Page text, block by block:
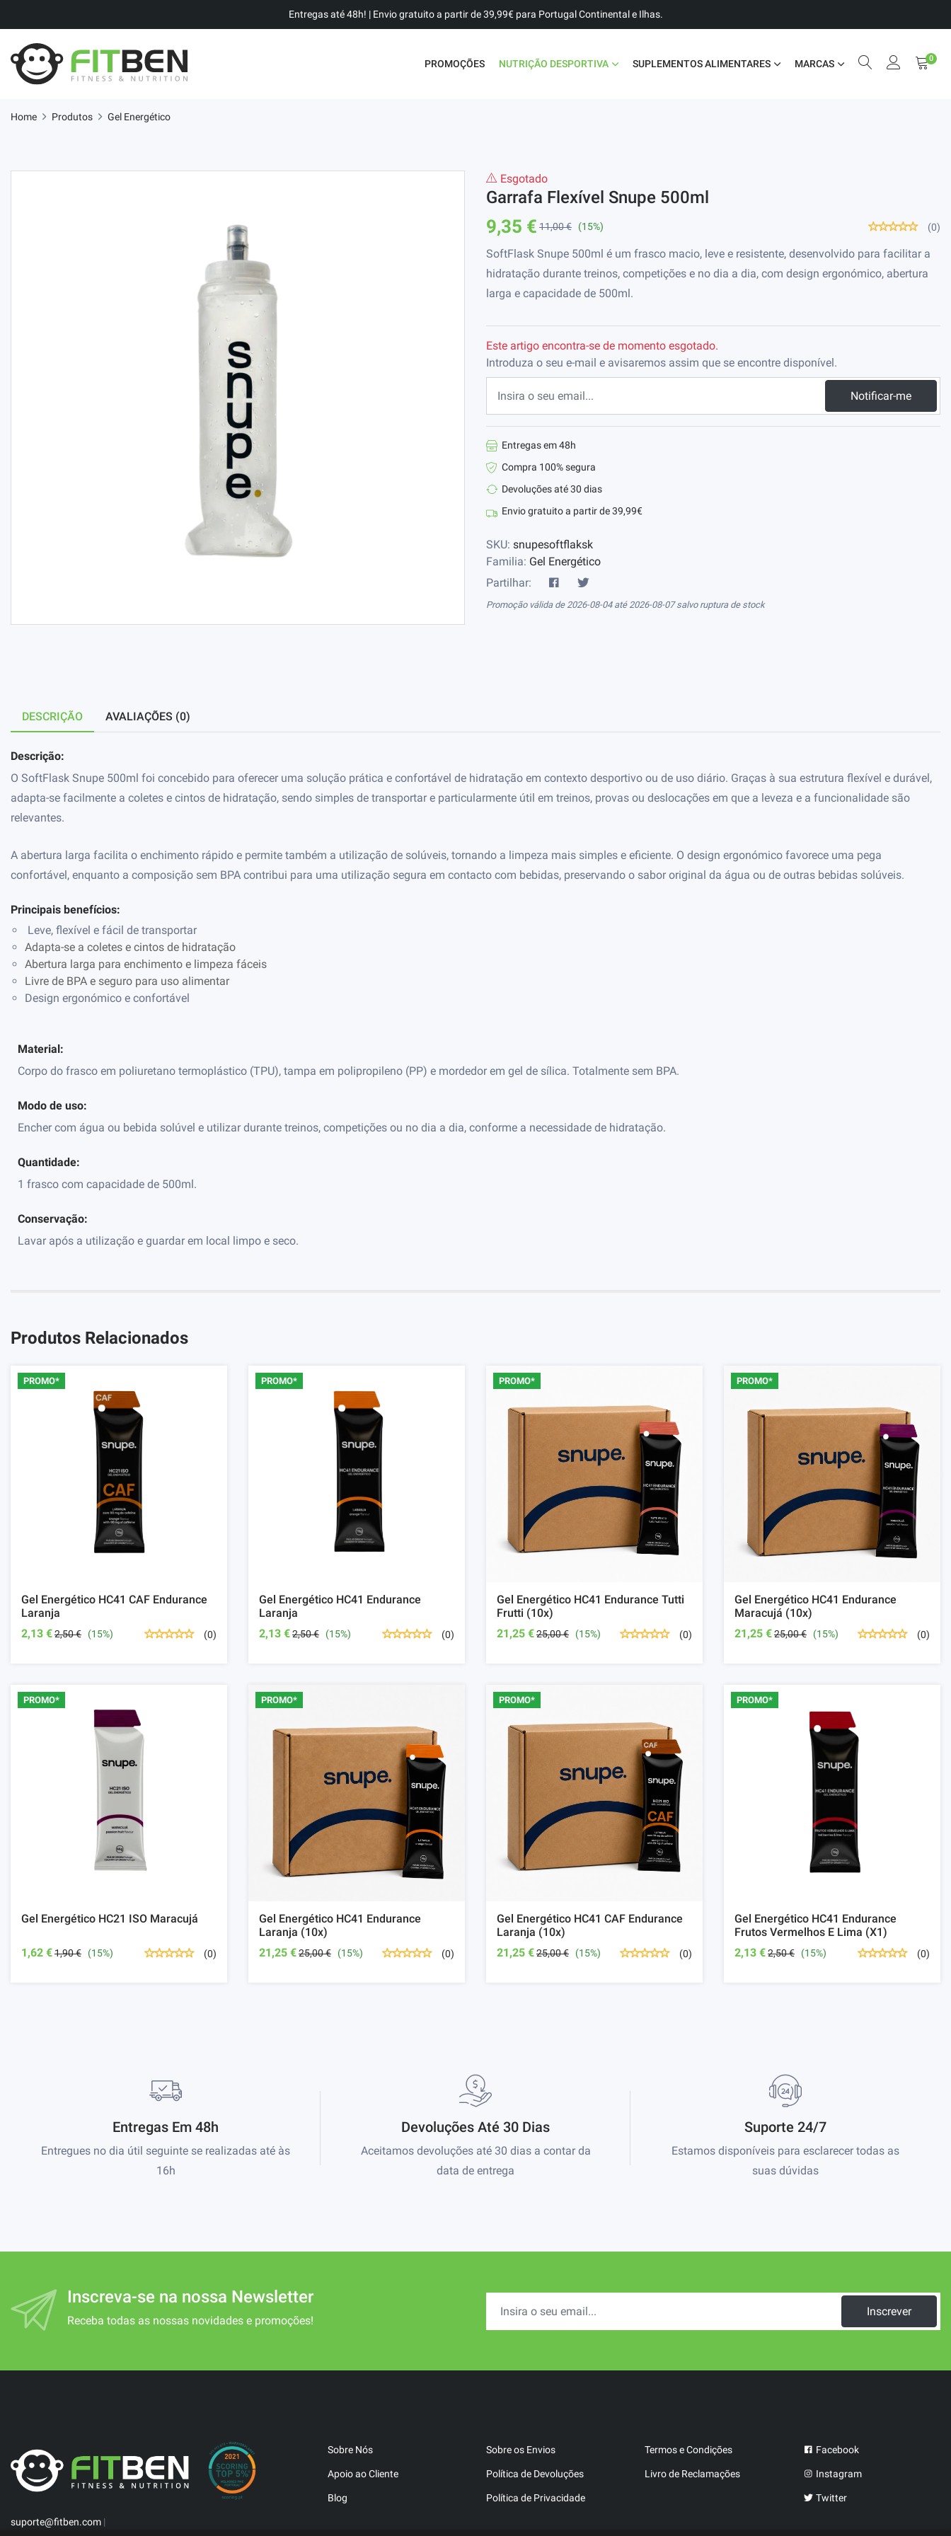
Entregas até 48h! | Envio gratuito a partir de 39,99€ para Portugal Continental e Ilhas.
PROMOÇÕES NUTRIÇÃO DESPORTIVA SUPLEMENTOS ALIMENTARES MARCAS 0
Home Produtos Gel Energético
Esgotado
Garrafa Flexível Snupe 500ml
9,35 € 11,00 € (15%) (0)
SoftFlask Snupe 500ml é um frasco macio, leve e resistente, desenvolvido para facilitar a
hidratação durante treinos, competições e no dia a dia, com design ergonómico, abertura
larga e capacidade de 500ml.
Este artigo encontra-se de momento esgotado.
Introduza o seu e-mail e avisaremos assim que se encontre disponível.
Notificar-me
Entregas em 48h
Compra 100% segura
Devoluções até 30 dias
Envio gratuito a partir de 39,99€
SKU: snupesoftflaksk
Familia: Gel Energético
Partilhar:
Promoção válida de 2026-08-04 até 2026-08-07 salvo ruptura de stock
DESCRIÇÃO AVALIAÇÕES (0)
Descrição:
O SoftFlask Snupe 500ml foi concebido para oferecer uma solução prática e confortável de hidratação em contexto desportivo ou de uso diário. Graças à sua estrutura flexível e durável,
adapta-se facilmente a coletes e cintos de hidratação, sendo simples de transportar e particularmente útil em treinos, provas ou deslocações em que a leveza e a funcionalidade são
relevantes.
A abertura larga facilita o enchimento rápido e permite também a utilização de solúveis, tornando a limpeza mais simples e eficiente. O design ergonómico favorece uma pega
confortável, enquanto a composição sem BPA contribui para uma utilização segura em contacto com bebidas, preservando o sabor original da água ou de outras bebidas solúveis.
Principais benefícios:
Leve, flexível e fácil de transportar
Adapta-se a coletes e cintos de hidratação
Abertura larga para enchimento e limpeza fáceis
Livre de BPA e seguro para uso alimentar
Design ergonómico e confortável
Material:
Corpo do frasco em poliuretano termoplástico (TPU), tampa em polipropileno (PP) e mordedor em gel de sílica. Totalmente sem BPA.
Modo de uso:
Encher com água ou bebida solúvel e utilizar durante treinos, competições ou no dia a dia, conforme a necessidade de hidratação.
Quantidade:
1 frasco com capacidade de 500ml.
Conservação:
Lavar após a utilização e guardar em local limpo e seco.
Produtos Relacionados
PROMO*
Gel Energético HC41 CAF Endurance
Laranja
2,13 €2,50 € (15%) (0)
PROMO*
Gel Energético HC41 Endurance
Laranja
2,13 €2,50 € (15%) (0)
PROMO*
Gel Energético HC41 Endurance Tutti
Frutti (10x)
21,25 €25,00 € (15%) (0)
PROMO*
Gel Energético HC41 Endurance
Maracujá (10x)
21,25 €25,00 € (15%) (0)
PROMO*
Gel Energético HC21 ISO Maracujá
1,62 €1,90 € (15%) (0)
PROMO*
Gel Energético HC41 Endurance
Laranja (10x)
21,25 €25,00 € (15%) (0)
PROMO*
Gel Energético HC41 CAF Endurance
Laranja (10x)
21,25 €25,00 € (15%) (0)
PROMO*
Gel Energético HC41 Endurance
Frutos Vermelhos E Lima (x1)
2,13 €2,50 € (15%) (0)
Entregas Em 48h
Entregues no dia útil seguinte se realizadas até às
16h
Devoluções Até 30 Dias
Aceitamos devoluções até 30 dias a contar da
data de entrega
Suporte 24/7
Estamos disponíveis para esclarecer todas as
suas dúvidas
Inscreva-se na nossa Newsletter
Receba todas as nossas novidades e promoções!
Inscrever
suporte@fitben.com |
Sobre Nós
Apoio ao Cliente
Blog
Sobre os Envios
Política de Devoluções
Política de Privacidade
Termos e Condições
Livro de Reclamações
Facebook
Instagram
Twitter